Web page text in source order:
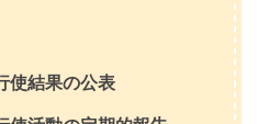
使結果の公表